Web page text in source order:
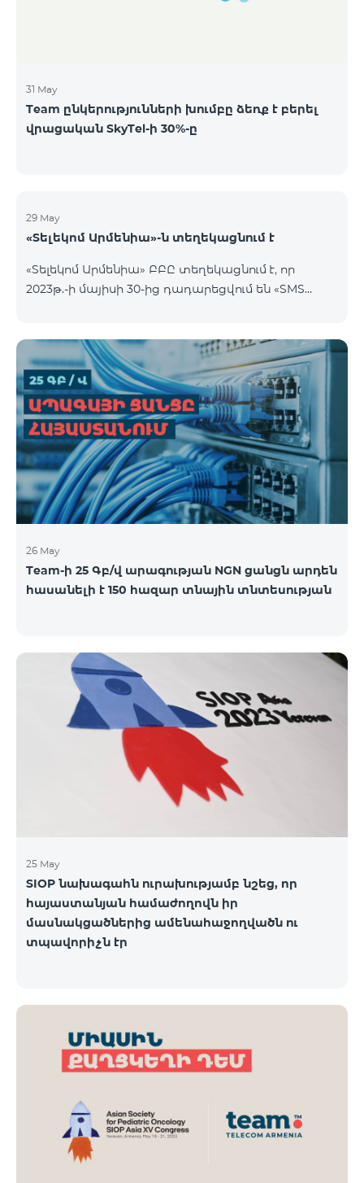
31 May
Team ընկերությունների խումբը ձեռք է բերել
վրացական SkyTel-ի 30%-ը
29 May
«Տելեկոմ Արմենիա»-ն տեղեկացնում է
«Տելեկոմ Արմենիա» ԲԲԸ տեղեկացնում է, որ
2023թ.-ի մայիսի 30-ից դադարեցվում են «SMS
26 May
Team-ի 25 Գբ/վ արագության NGN ցանցն արդեն
հասանելի է 150 հազար տնային տնտեսության
25 May
SIOP նախագահն ուրախությամբ նշեց, որ
հայաստանյան համաժողովն իր
մասնակցածներից ամենահաջողվածն ու
տպավորիչն էր